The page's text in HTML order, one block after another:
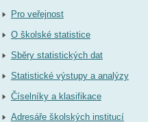
Pro veřejnost
O školské statistice
Sběry statistických dat
Statistické výstupy a analýzy
Číselníky a klasifikace
Adresáře školských institucí